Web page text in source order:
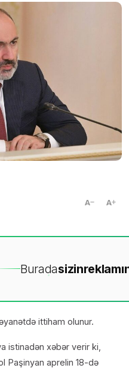
A A
Buradasizin
ittiham olunur.
istinadən xəbər verir ki,
Paşinyan aprelin 18-də